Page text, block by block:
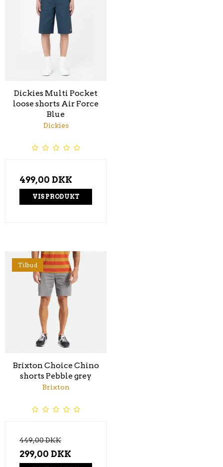
Dickies Multi Pocket
loose shorts Air Force
Blue
Dickies
499,00 DKK
VIS PRODUKT
Tilbud
Brixton Choice Chino
shorts Pebble grey
Brixton
449,00 DKK
299,00 DKK